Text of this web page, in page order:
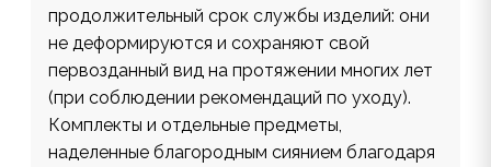
продолжительный срок службы изделий: они
не деформируются и сохраняют свой
первозданный вид на протяжении многих лет
(при соблюдении рекомендаций по уходу).
Комплекты и отдельные предметы,
наделенные благородным сиянием благодаря